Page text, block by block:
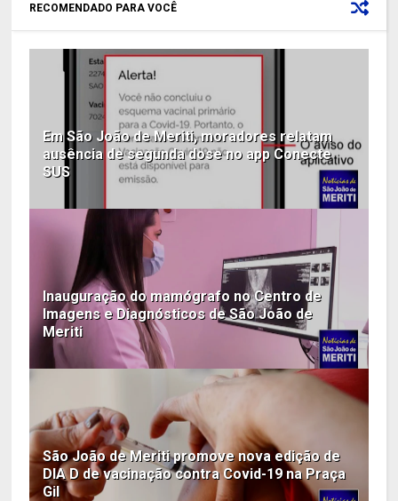
RECOMENDADO PARA VOCÊ
Em São João de Meriti, moradores relatam
ausência de segunda dose no app Conecte
SUS
Inauguração do mamógrafo no Centro de
Imagens e Diagnósticos de São João de
Meriti
São João de Meriti promove nova edição de
DIA D de vacinação contra Covid-19 na Praça
Gil